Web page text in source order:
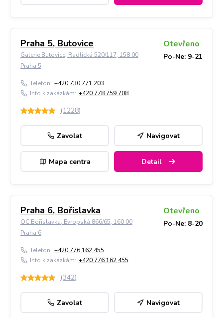
Praha 5, Butovice
Galerie Butovice, Radlická 520/117, 158 00
Praha 5
Otevřeno
Po-Ne: 9-21
Telefon: +420 730 771 203
Info k zakázkám: +420 778 759 708
(1228)
Zavolat Navigovat
Mapa centra Detail
Praha 6, Bořislavka
OC Bořislavka, Evropská 866/65, 160 00
Praha 6
Otevřeno
Po-Ne: 8-20
Telefon: +420 776 162 455
Info k zakázkám: +420 776 162 455
(342)
Zavolat Navigovat